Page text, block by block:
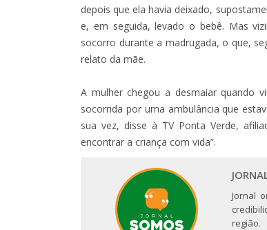
depois que ela havia deixado,
e, em seguida, levado o bebê. Mas
socorro durante a madrugada, o que,
relato da mãe.
A mulher chegou a desmaiar quando
socorrida por uma ambulância que
sua vez, disse à TV Ponta Verde,
encontrar a criança com vida”.
Jornal
região.